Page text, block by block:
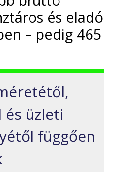
és eladó
– pedig 465
üzleti
függően